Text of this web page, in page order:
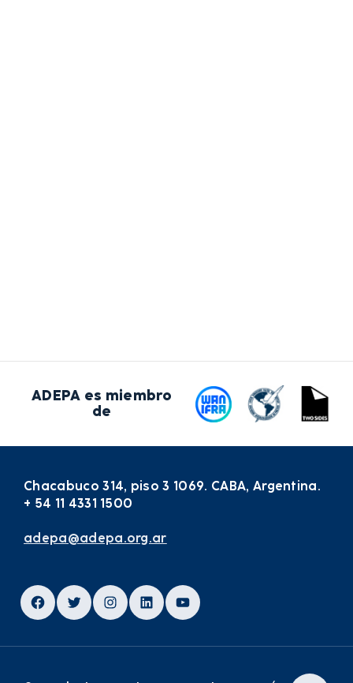
ADEPA es miembro
de
Chacabuco 314, piso 3 1069. CABA, Argentina.
+ 54 11 4331 1500
adepa@adepa.org.ar
Facebook
TwitterInstagram
LinkedInYouTube